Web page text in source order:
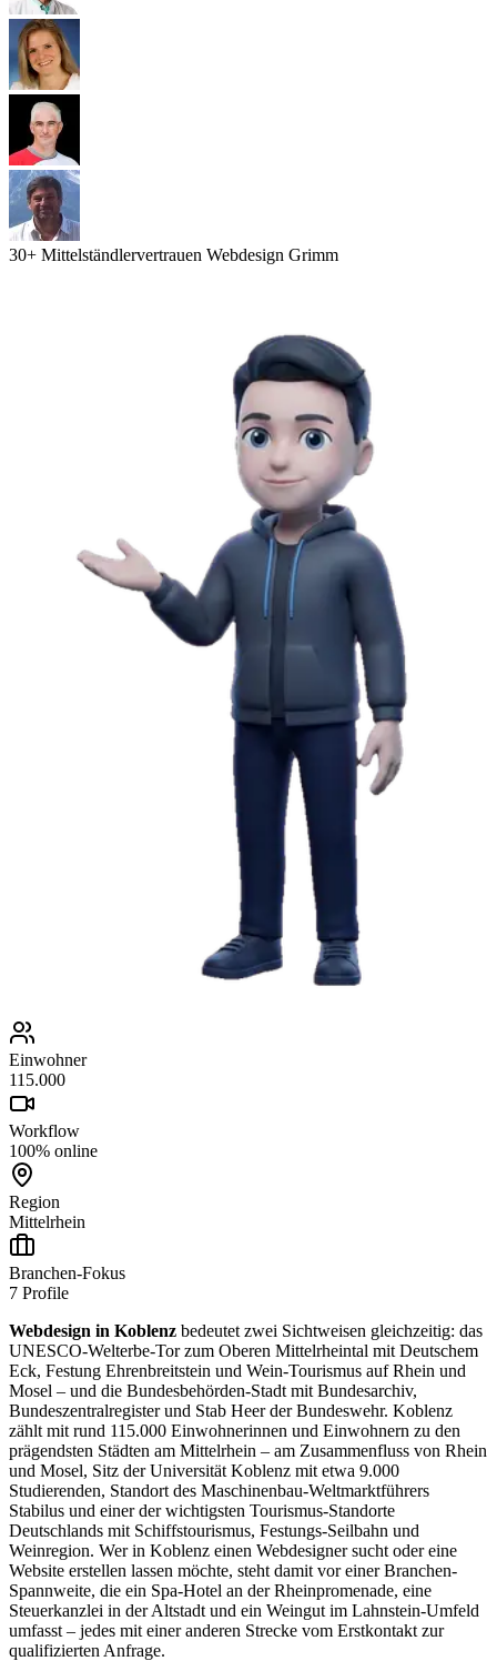
30+ Mittelständlervertrauen Webdesign Grimm
Einwohner
115.000
Workflow
100% online
Region
Mittelrhein
Branchen-Fokus
7 Profile
Webdesign in Koblenz bedeutet zwei Sichtweisen gleichzeitig: das
UNESCO-Welterbe-Tor zum Oberen Mittelrheintal mit Deutschem
Eck, Festung Ehrenbreitstein und Wein-Tourismus auf Rhein und
Mosel – und die Bundesbehörden-Stadt mit Bundesarchiv,
Bundeszentralregister und Stab Heer der Bundeswehr. Koblenz
zählt mit rund 115.000 Einwohnerinnen und Einwohnern zu den
prägendsten Städten am Mittelrhein – am Zusammenfluss von Rhein
und Mosel, Sitz der Universität Koblenz mit etwa 9.000
Studierenden, Standort des Maschinenbau-Weltmarktführers
Stabilus und einer der wichtigsten Tourismus-Standorte
Deutschlands mit Schiffstourismus, Festungs-Seilbahn und
Weinregion. Wer in Koblenz einen Webdesigner sucht oder eine
Website erstellen lassen möchte, steht damit vor einer Branchen-
Spannweite, die ein Spa-Hotel an der Rheinpromenade, eine
Steuerkanzlei in der Altstadt und ein Weingut im Lahnstein-Umfeld
umfasst – jedes mit einer anderen Strecke vom Erstkontakt zur
qualifizierten Anfrage.